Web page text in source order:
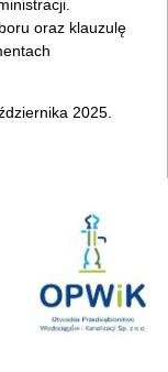
oraz klauzulę
2025.